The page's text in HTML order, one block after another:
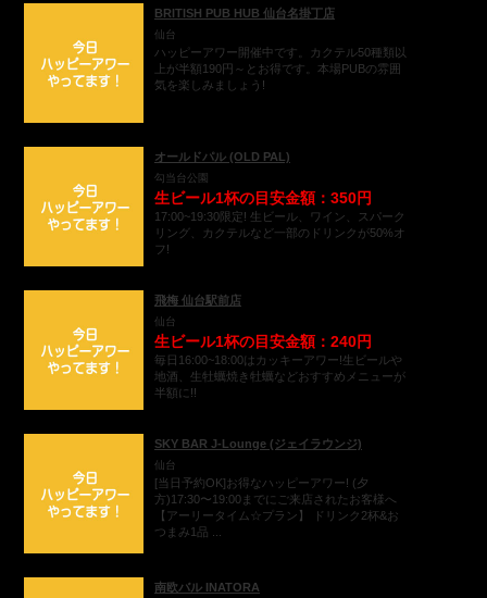
BRITISH PUB HUB 仙台名掛丁店
仙台
ハッピーアワー開催中です。カクテル50種類以
上が半額190円～とお得です。本場PUBの雰囲
気を楽しみましょう!
オールドパル (OLD PAL)
勾当台公園
生ビール1杯の目安金額：350円
17:00~19:30限定! 生ビール、ワイン、スパーク
リング、カクテルなど一部のドリンクが50%オ
フ!
飛梅 仙台駅前店
仙台
生ビール1杯の目安金額：240円
毎日16:00~18:00はカッキーアワー!生ビールや
地酒、生牡蠣焼き牡蠣などおすすめメニューが
半額に!!
SKY BAR J-Lounge (ジェイラウンジ)
仙台
[当日予約OK]お得なハッピーアワー! (夕
方)17:30〜19:00までにご来店されたお客様へ
【アーリータイム☆プラン】 ドリンク2杯&お
つまみ1品 ...
南欧バル INATORA